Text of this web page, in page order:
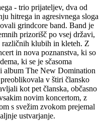
- trio prijateljev, dva od
hitrega in agresivnega sloga
grindcore band. Band je
prizorišč po vsej državi,
klubih in kleteh. Z
in nova poznanstva, ki so
ki se je sčasoma
album The New Domination
v štiri člansko
kot pet članska, občasno
novim koncertom, z
s svežim zvokom prejemal
ustvarjanje.